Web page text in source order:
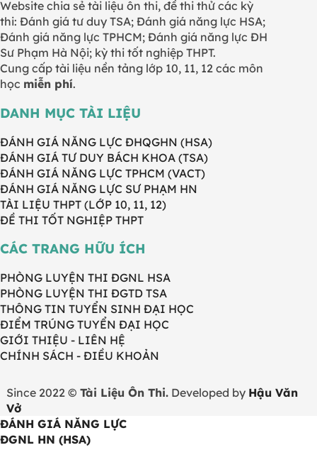
Website chia sẻ tài liệu ôn thi, đề thi thử các kỳ
thi: Đánh giá tư duy TSA; Đánh giá năng lực HSA;
Đánh giá năng lực TPHCM; Đánh giá năng lực ĐH
Sư Phạm Hà Nội; kỳ thi tốt nghiệp THPT.
Cung cấp tài liệu nền tảng lớp 10, 11, 12 các môn
học miễn phí.
DANH MỤC TÀI LIỆU
ĐÁNH GIÁ NĂNG LỰC ĐHQGHN (HSA)
ĐÁNH GIÁ TƯ DUY BÁCH KHOA (TSA)
ĐÁNH GIÁ NĂNG LỰC TPHCM (VACT)
ĐÁNH GIÁ NĂNG LỰC SƯ PHẠM HN
TÀI LIỆU THPT (LỚP 10, 11, 12)
ĐỀ THI TỐT NGHIỆP THPT
CÁC TRANG HỮU ÍCH
PHÒNG LUYỆN THI ĐGNL HSA
PHÒNG LUYỆN THI ĐGTD TSA
THÔNG TIN TUYỂN SINH ĐẠI HỌC
ĐIỂM TRÚNG TUYỂN ĐẠI HỌC
GIỚI THIỆU - LIÊN HỆ
CHÍNH SÁCH - ĐIỀU KHOẢN
Since 2022 © Tài Liệu Ôn Thi.Developed by Hậu Văn
Vở
ĐÁNH GIÁ NĂNG LỰC
ĐGNL HN (HSA)